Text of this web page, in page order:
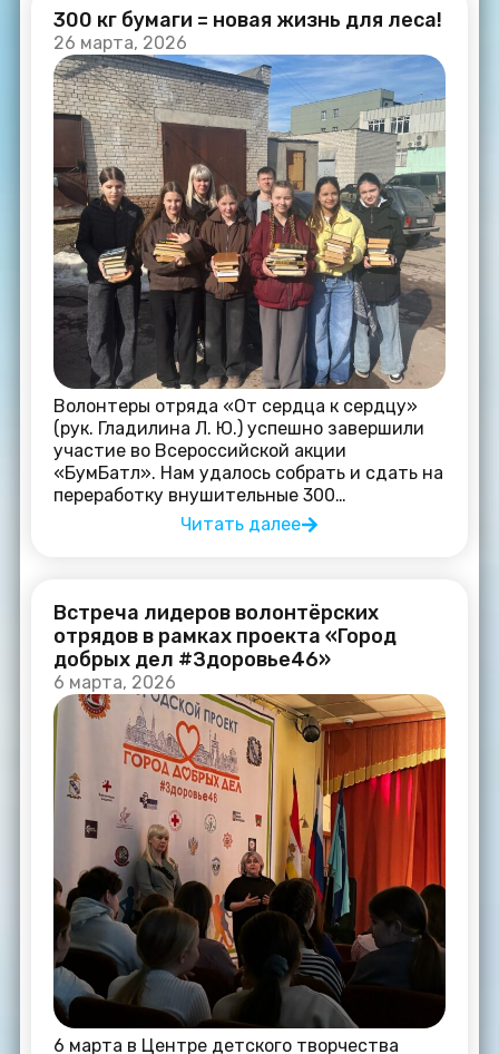
300 кг бумаги = новая жизнь для леса!
26 марта, 2026
Волонтеры отряда «От сердца к сердцу»
(рук. Гладилина Л. Ю.) успешно завершили
участие во Всероссийской акции
«БумБатл». Нам удалось собрать и сдать на
переработку внушительные 300…
Читать далее
Встреча лидеров волонтёрских
отрядов в рамках проекта «Город
добрых дел #Здоровье46»
6 марта, 2026
6 марта в Центре детского творчества